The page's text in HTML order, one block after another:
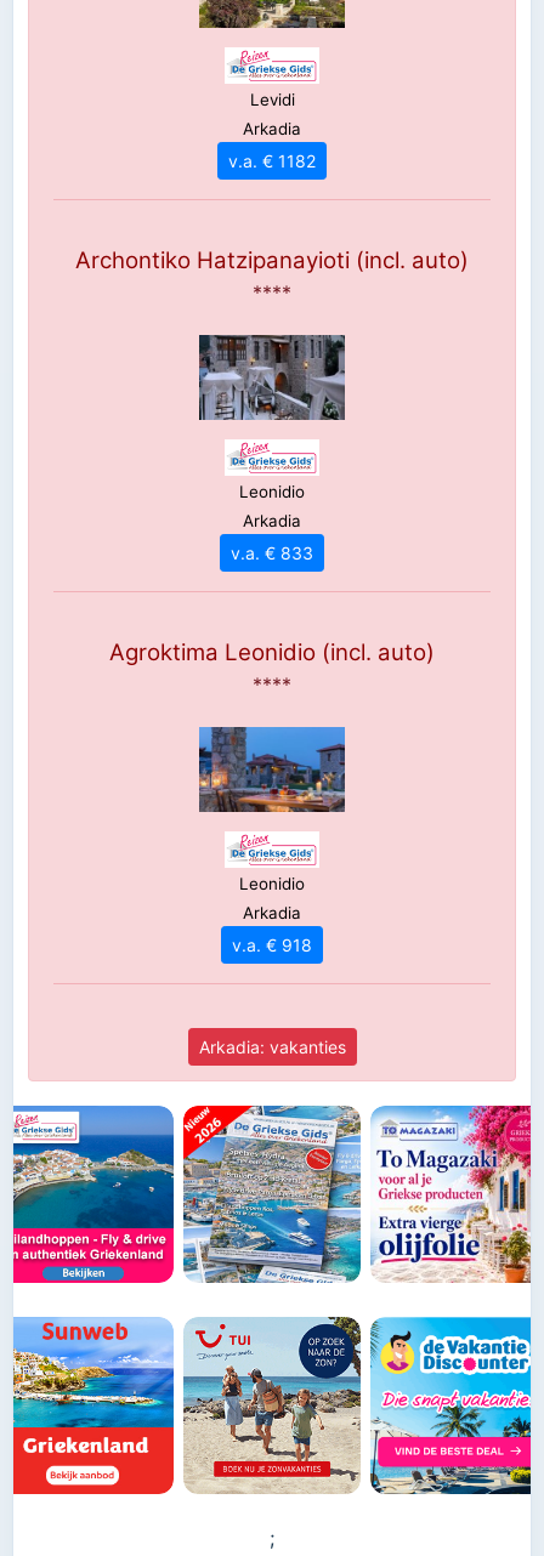
Levidi
Arkadia
v.a. € 1182
Archontiko Hatzipanayioti (incl. auto)
****
Leonidio
Arkadia
v.a. € 833
Agroktima Leonidio (incl. auto)
****
Leonidio
Arkadia
v.a. € 918
Arkadia: vakanties
;